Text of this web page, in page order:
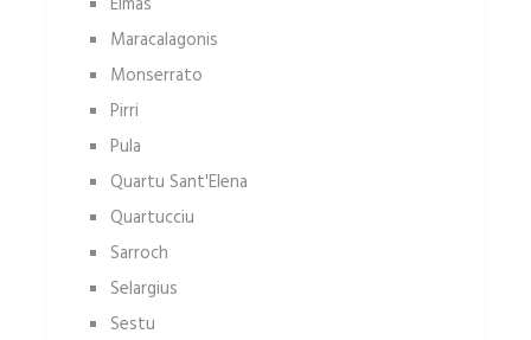
Maracalagonis
Monserrato
Pirri
Pula
Quartu Sant'Elena
Quartucciu
Sarroch
Selargius
Sestu